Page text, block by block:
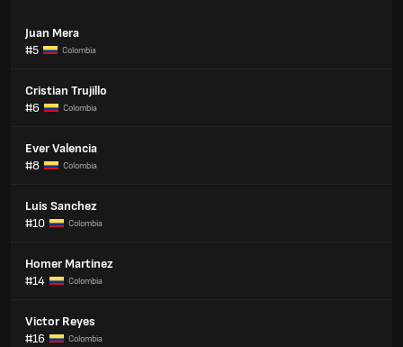
Juan Mera
#5
Colombia
Cristian Trujillo
#6
Colombia
Ever Valencia
#8
Colombia
Luis Sanchez
#10
Colombia
Homer Martinez
#14
Colombia
Victor Reyes
#16
Colombia